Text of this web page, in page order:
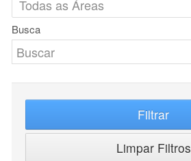
Busca
Filtrar
Limpar Filtros